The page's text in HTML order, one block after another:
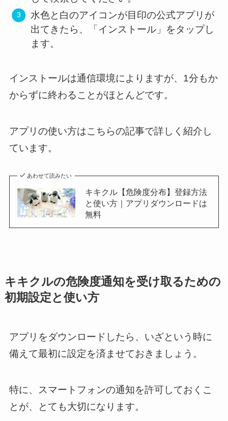
水色と白のアイコンが目印の公式アプリが
出てきたら、「インストール」をタップし
ます。
インストールは通信環境によりますが、1分もか
からずに終わることがほとんどです。
アプリの使い方はこちらの記事で詳しく紹介し
ています。
あわせて読みたい
キキクル【危険度分布】登録方法
と使い方｜アプリダウンロードは
無料
キキクルの危険度通知を受け取るための
初期設定と使い方
アプリをダウンロードしたら、いざという時に
備えて最初に設定を済ませておきましょう。
特に、スマートフォンの通知を許可しておくこ
とが、とても大切になります。